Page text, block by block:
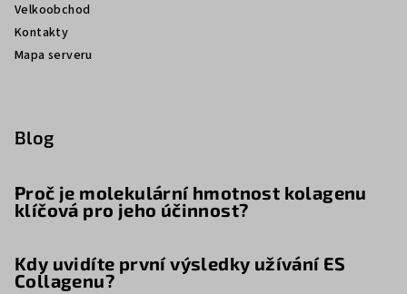
Velkoobchod
Kontakty
Mapa serveru
Blog
Proč je molekulární hmotnost kolagenu
klíčová pro jeho účinnost?
Kdy uvidíte první výsledky užívání ES
Collagenu?